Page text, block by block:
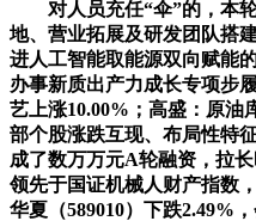
对人员充任“伞”的，本轮
地、营业拓展及研发团队搭
进人工智能取能源双向赋能
办事新质出产力成长专项步
艺上涨10.00%；高盛：原油
部个股涨跌互现、布局性特
成了数万万元A轮融资，拉
领先于国证机械人财产指数
华夏（589010）下跌2.49%